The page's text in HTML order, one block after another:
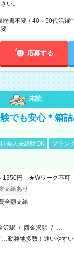
い。
歴書不要 / 40～50代活躍
要
応募する
未読
でも安心＊箱
社会人未経験OK
ブラン
1350円 ★Wワーク不可
支給あり
全額支給
沢駅 / 西金沢駅 / …
…勤務地多数！通いやすい